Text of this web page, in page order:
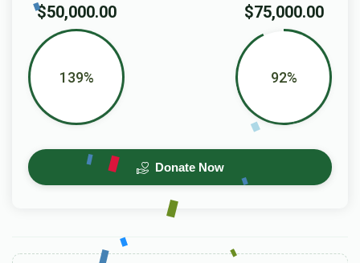
$75,000.00
92%
$50,000.00
139%
Donate Now